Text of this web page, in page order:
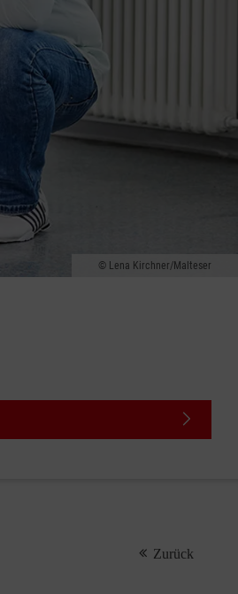
Lena Kirchner/Malteser
Zurück